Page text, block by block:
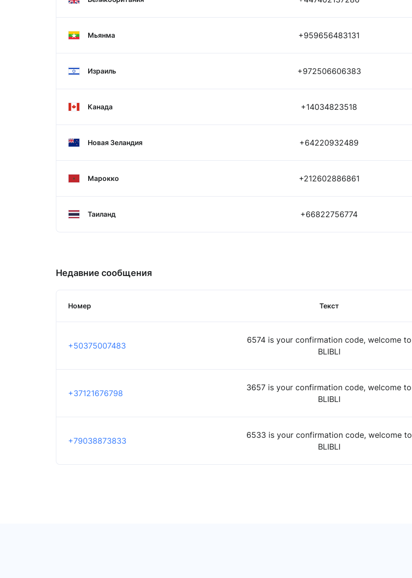
Мьянма +959656483131
Израиль +972506606383
Канада +14034823518
Новая Зеландия +64220932489
Марокко +212602886861
Таиланд +66822756774
Недавние сообщения
Номер Текст
+50375007483
6574 is your confirmation code, welcome to
BLIBLI
+37121676798
3657 is your confirmation code, welcome to
BLIBLI
+79038873833
6533 is your confirmation code, welcome to
BLIBLI